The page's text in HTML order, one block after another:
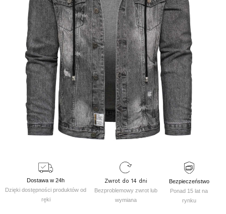
Dostawa w 24h
Dzięki dostępności produktów od
ręki
Zwrot do 14 dni
Bezproblemowy zwrot lub
wymiana
Bezpieczeństwo
Ponad 15 lat na
rynku